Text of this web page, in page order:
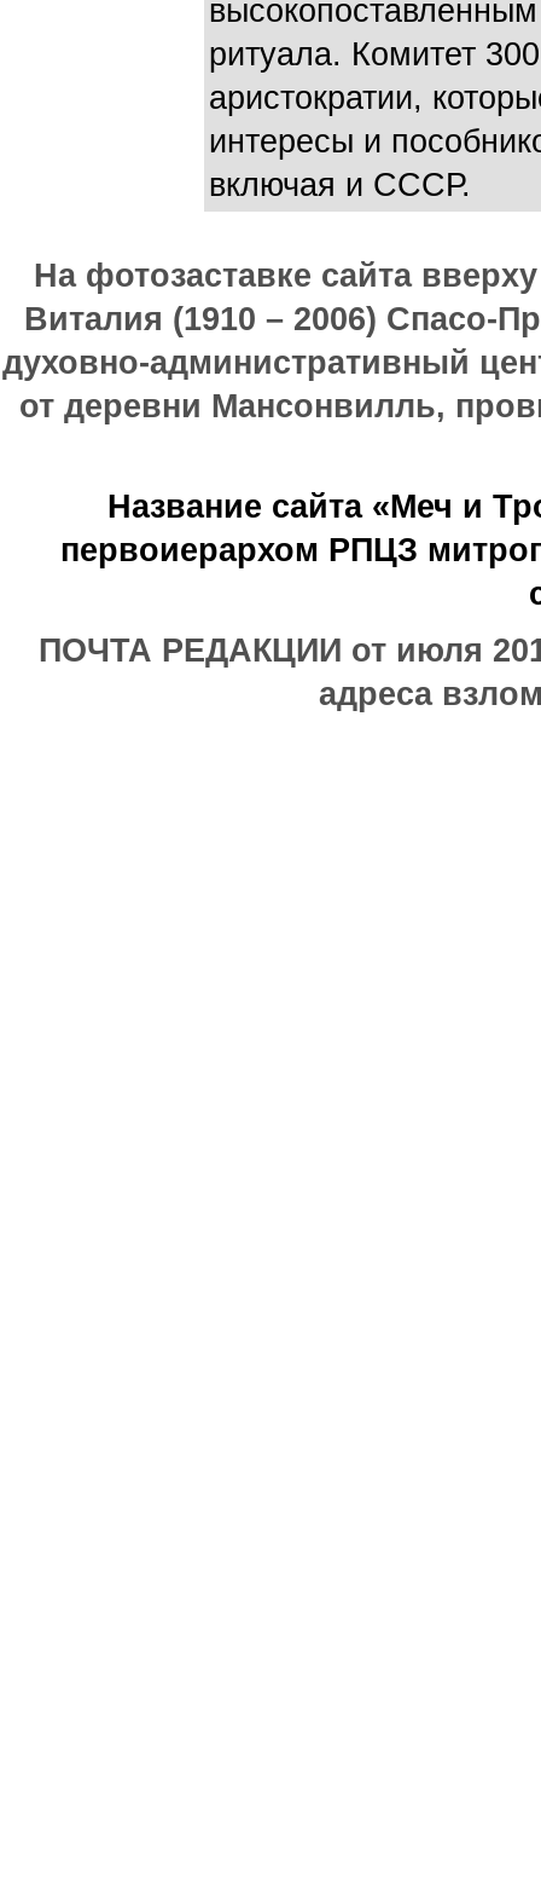
ритуала. Комитет
аристократии,
интересы и
включая и СССР.
На фотозаставке сайта
Виталия (1910 – 2006) Спасо-
духовно-административный
от деревни Мансонвилль,
Название сайта «Меч и
первоиерархом РПЦЗ
ПОЧТА РЕДАКЦИИ от июля
адреса